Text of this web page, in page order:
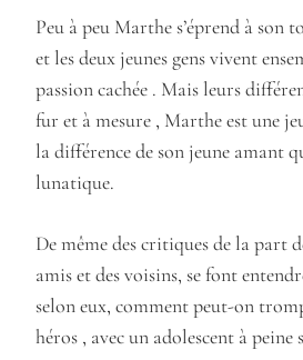
Peu à peu Marthe s’éprend à son
et les deux jeunes gens vivent
passion cachée . Mais leurs
fur et à mesure , Marthe est une
la différence de son jeune amant
lunatique.
De même des critiques de la part
amis et des voisins, se font
selon eux, comment peut-on
héros , avec un adolescent à peine